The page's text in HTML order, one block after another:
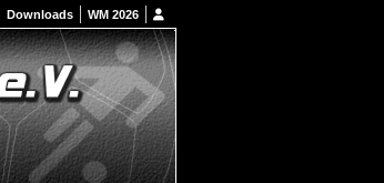
Downloads WM 2026